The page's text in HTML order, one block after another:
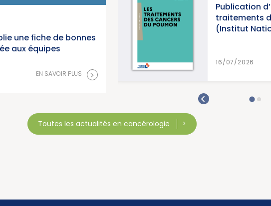
une fiche de bonnes
aux équipes
EN SAVOIR PLUS >
des cancers en
Publication
traitements
(Institut
16/07/2026
Toutes les actualités en cancérologie